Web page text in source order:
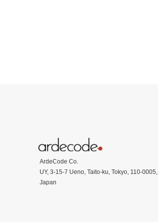
ArdeCode Co.
UY, 3-15-7 Ueno, Taito-ku, Tokyo, 110-0005,
Japan